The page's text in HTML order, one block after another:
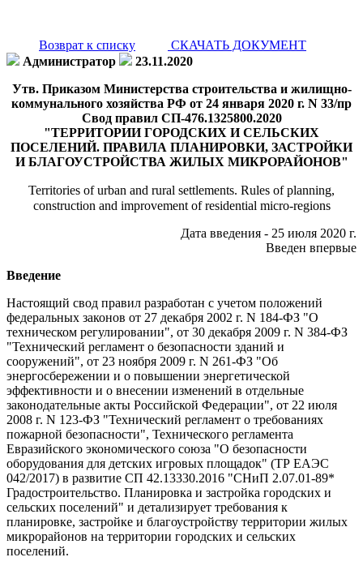
Возврат к списку
СКАЧАТЬ ДОКУМЕНТ
Администратор
23.11.2020
Утв. Приказом Министерства строительства и жилищно-
коммунального хозяйства РФ от 24 января 2020 г. N 33/пр
Свод правил СП-476.1325800.2020
"ТЕРРИТОРИИ ГОРОДСКИХ И СЕЛЬСКИХ
ПОСЕЛЕНИЙ. ПРАВИЛА ПЛАНИРОВКИ, ЗАСТРОЙКИ
И БЛАГОУСТРОЙСТВА ЖИЛЫХ МИКРОРАЙОНОВ"
Territories of urban and rural settlements. Rules of planning,
construction and improvement of residential micro-regions
Дата введения - 25 июля 2020 г.
Введен впервые
Введение
Настоящий свод правил разработан с учетом положений
федеральных законов от 27 декабря 2002 г. N 184-ФЗ "О
техническом регулировании", от 30 декабря 2009 г. N 384-ФЗ
"Технический регламент о безопасности зданий и
сооружений", от 23 ноября 2009 г. N 261-ФЗ "Об
энергосбережении и о повышении энергетической
эффективности и о внесении изменений в отдельные
законодательные акты Российской Федерации", от 22 июля
2008 г. N 123-ФЗ "Технический регламент о требованиях
пожарной безопасности", Технического регламента
Евразийского экономического союза "О безопасности
оборудования для детских игровых площадок" (ТР ЕАЭС
042/2017) в развитие СП 42.13330.2016 "СНиП 2.07.01-89*
Градостроительство. Планировка и застройка городских и
сельских поселений" и детализирует требования к
планировке, застройке и благоустройству территории жилых
микрорайонов на территории городских и сельских
поселений.